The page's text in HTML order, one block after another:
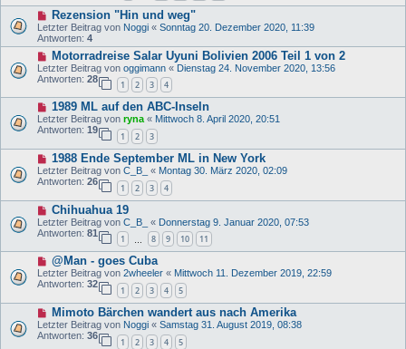
Rezension "Hin und weg"
Letzter Beitrag von Noggi « Sonntag 20. Dezember 2020, 11:39
Antworten: 4
Motorradreise Salar Uyuni Bolivien 2006 Teil 1 von 2
Letzter Beitrag von oggimann « Dienstag 24. November 2020, 13:56
Antworten: 28
1 2 3 4
1989 ML auf den ABC-Inseln
Letzter Beitrag von ryna « Mittwoch 8. April 2020, 20:51
Antworten: 19
1 2 3
1988 Ende September ML in New York
Letzter Beitrag von C_B_ « Montag 30. März 2020, 02:09
Antworten: 26
1 2 3 4
Chihuahua 19
Letzter Beitrag von C_B_ « Donnerstag 9. Januar 2020, 07:53
Antworten: 81
1 8 9 10 11
@Man - goes Cuba
Letzter Beitrag von 2wheeler « Mittwoch 11. Dezember 2019, 22:59
Antworten: 32
1 2 3 4 5
Mimoto Bärchen wandert aus nach Amerika
Letzter Beitrag von Noggi « Samstag 31. August 2019, 08:38
Antworten: 36
1 2 3 4 5